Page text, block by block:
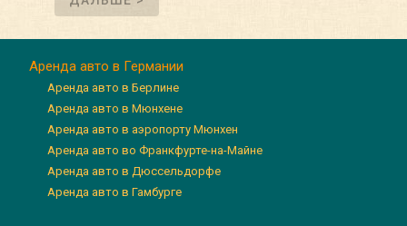
Аренда авто в Германии
Аренда авто в Берлине
Аренда авто в Мюнхене
Аренда авто в аэропорту Мюнхен
Аренда авто во Франкфурте-на-Майне
Аренда авто в Дюссельдорфе
Аренда авто в Гамбурге